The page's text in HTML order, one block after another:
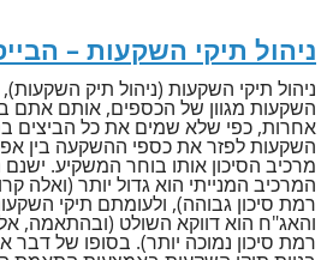
ניהול תיקי השקעות –
ניהול תיקי השקעות (ניהול תיק
השקעות מגוון של הכספים, אותם אתם
אחרות, כפי שלא שמים את כל הביצים
השקעות לפזר את כספי ההשקעה בין
מרכיב הסיכון אותו בוחר המשקיע.
המרכיב המנייתי הוא גדול יותר (ואלה
רמת סיכון גבוהה), ולעומתם תיקי
והאג"ח הוא דווקא השולט (ובהתאמה,
רמת סיכון נמוכה יותר). בסופו של דבר